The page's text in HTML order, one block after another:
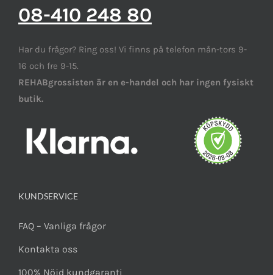
08-410 248 80
Har du frågor? Ring oss! Vi finns på telefon mån-tors 9-
16 och fre 9-15.
REHABgrossisten är en e-handel och har ingen fysiskt
butik.
KUNDSERVICE
FAQ – Vanliga frågor
Kontakta oss
100% Nöjd kundgaranti